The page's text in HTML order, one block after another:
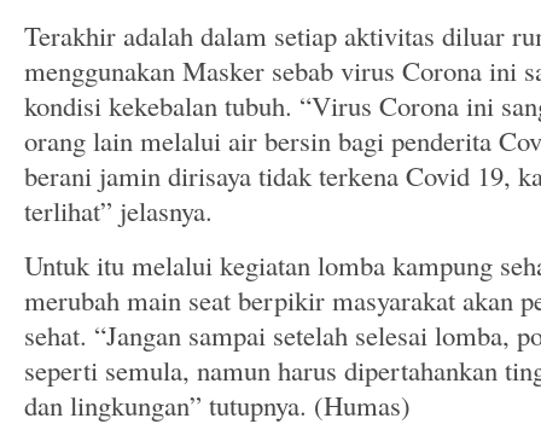
Terakhir adalah dalam setiap aktivitas diluar
menggunakan Masker sebab virus Corona ini
kondisi kekebalan tubuh. “Virus Corona ini
orang lain melalui air bersin bagi penderita
berani jamin dirisaya tidak terkena Covid 19,
terlihat” jelasnya.
Untuk itu melalui kegiatan lomba kampung
merubah main seat berpikir masyarakat akan
sehat. “Jangan sampai setelah selesai lomba,
seperti semula, namun harus dipertahankan
dan lingkungan” tutupnya. (Humas)